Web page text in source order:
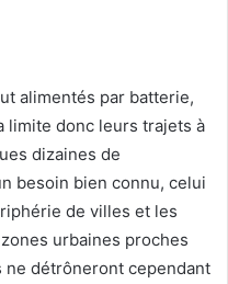
alimentés par batterie,
limite donc leurs trajets à
dizaines de
besoin bien connu, celui
de villes et les
urbaines proches
ne détrôneront cependant